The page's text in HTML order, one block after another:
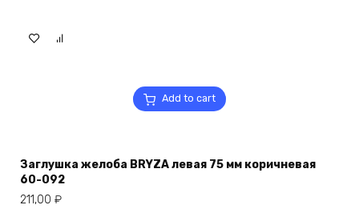
Add to cart
Заглушка желоба BRYZA левая 75 мм коричневая
60-092
211,00 ₽